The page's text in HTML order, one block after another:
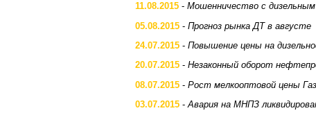
11.08.2015 - Мошенничество с
05.08.2015 - Прогноз рынка ДТ в августе
24.07.2015 - Повышение цены на
20.07.2015 - Незаконный оборот
08.07.2015 - Рост мелкооптовой цены
03.07.2015 -Авария на МНПЗ